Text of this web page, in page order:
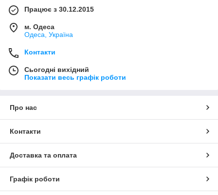
Працює з 30.12.2015
м. Одеса
Одеса, Україна
Контакти
Сьогодні вихідний
Показати весь графік роботи
Про нас
Контакти
Доставка та оплата
Графік роботи